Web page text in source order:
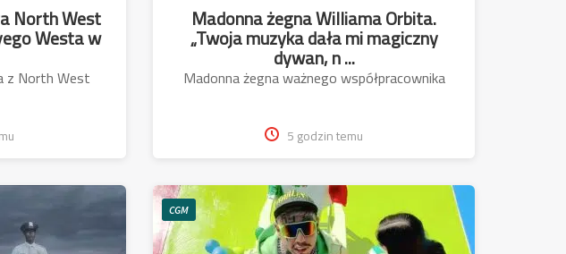
North West
Westa w
z North West
Madonna żegna Williama Orbita.
„Twoja muzyka dała mi magiczny
dywan, n ...
Madonna żegna ważnego współpracownika
5 godzin temu
CGM